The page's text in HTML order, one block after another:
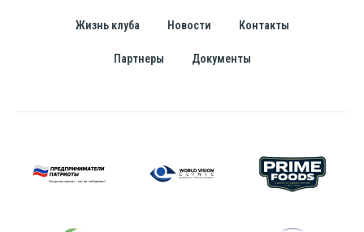
Жизнь клуба Новости Контакты
Партнеры Документы